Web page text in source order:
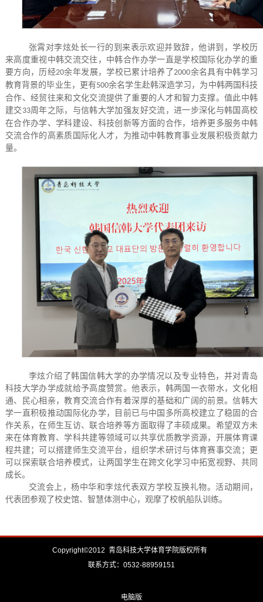
张霄对李炫处长一行的到来表示欢迎并致辞，他讲到，学校历
来高度重视中韩交流交往，中韩合作办学一直是学校国际化办学的重
要方向，历经20余年发展，学校已累计培养了2000余名具有中韩学习
教育背景的毕业生，更有500余名学生赴韩深造学习，为中韩两国科技
合作、经贸往来和文化交流提供了重要的人才和智力支撑。值此中韩
建交 33周年之际，与信韩大学加强友好交流，进一步深化与韩国高校
在合作办学、学科建设、科技创新等方面的合作，培养更多服务中韩
交流合作的高素质国际化人才，为推动中韩教育事业发展积极贡献力
量。
李炫介绍了韩国信韩大学的办学情况以及专业特色，并对青岛
科技大学办学成就给予高度赞赏。他表示，韩两国一衣带水，文化相
通、民心相亲，教育交流合作有着深厚的基础和广阔的前景。信韩大
学一直积极推动国际化办学，目前已与中国多所高校建立了稳固的合
作关系，在师生互访、联合培养等方面取得了丰硕成果。希望双方未
来在体育教育、学科共建等领域可以共享优质教学资源，开展体育课
程共建；可以搭建师生交流平台，组织学术研讨与体育赛事交流；更
可以探索联合培养模式，让两国学生在跨文化学习中拓宽视野、共同
成长。
交流会上 ，杨中华和李炫代表双方学校互换礼物。活动期间，
代表团参观了校史馆、智慧体测中心，观摩了校帆船队训练。
Copyright©2012 青岛科技大学体育学院版权所有
联系方式：0532-88959151
电脑版